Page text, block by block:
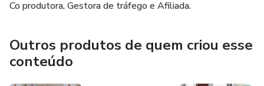
Co produtora, Gestora de tráfego e Afiliada.
Outros produtos de quem criou esse
conteúdo